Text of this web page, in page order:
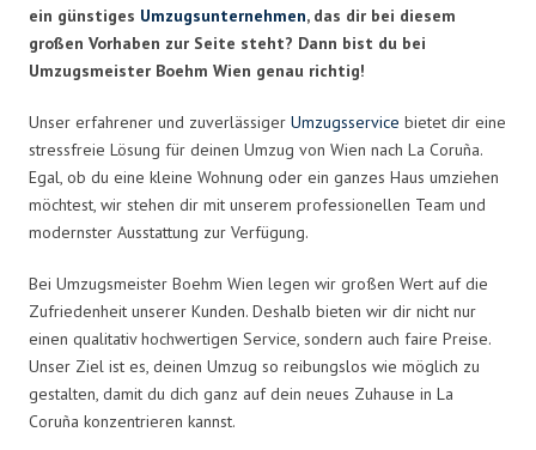
ein günstiges Umzugsunternehmen, das dir bei diesem
großen Vorhaben zur Seite steht? Dann bist du bei
Umzugsmeister Boehm Wien genau richtig!
Unser erfahrener und zuverlässiger Umzugsservice bietet dir eine
stressfreie Lösung für deinen Umzug von Wien nach La Coruña.
Egal, ob du eine kleine Wohnung oder ein ganzes Haus umziehen
möchtest, wir stehen dir mit unserem professionellen Team und
modernster Ausstattung zur Verfügung.
Bei Umzugsmeister Boehm Wien legen wir großen Wert auf die
Zufriedenheit unserer Kunden. Deshalb bieten wir dir nicht nur
einen qualitativ hochwertigen Service, sondern auch faire Preise.
Unser Ziel ist es, deinen Umzug so reibungslos wie möglich zu
gestalten, damit du dich ganz auf dein neues Zuhause in La
Coruña konzentrieren kannst.